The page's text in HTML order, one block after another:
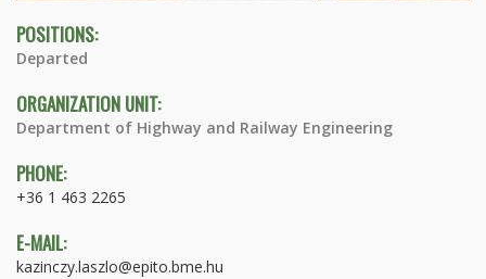
POSITIONS:
Departed
ORGANIZATION UNIT:
Department of Highway and Railway Engineering
PHONE:
+36 1 463 2265
E-MAIL:
kazinczy.laszlo@epito.bme.hu